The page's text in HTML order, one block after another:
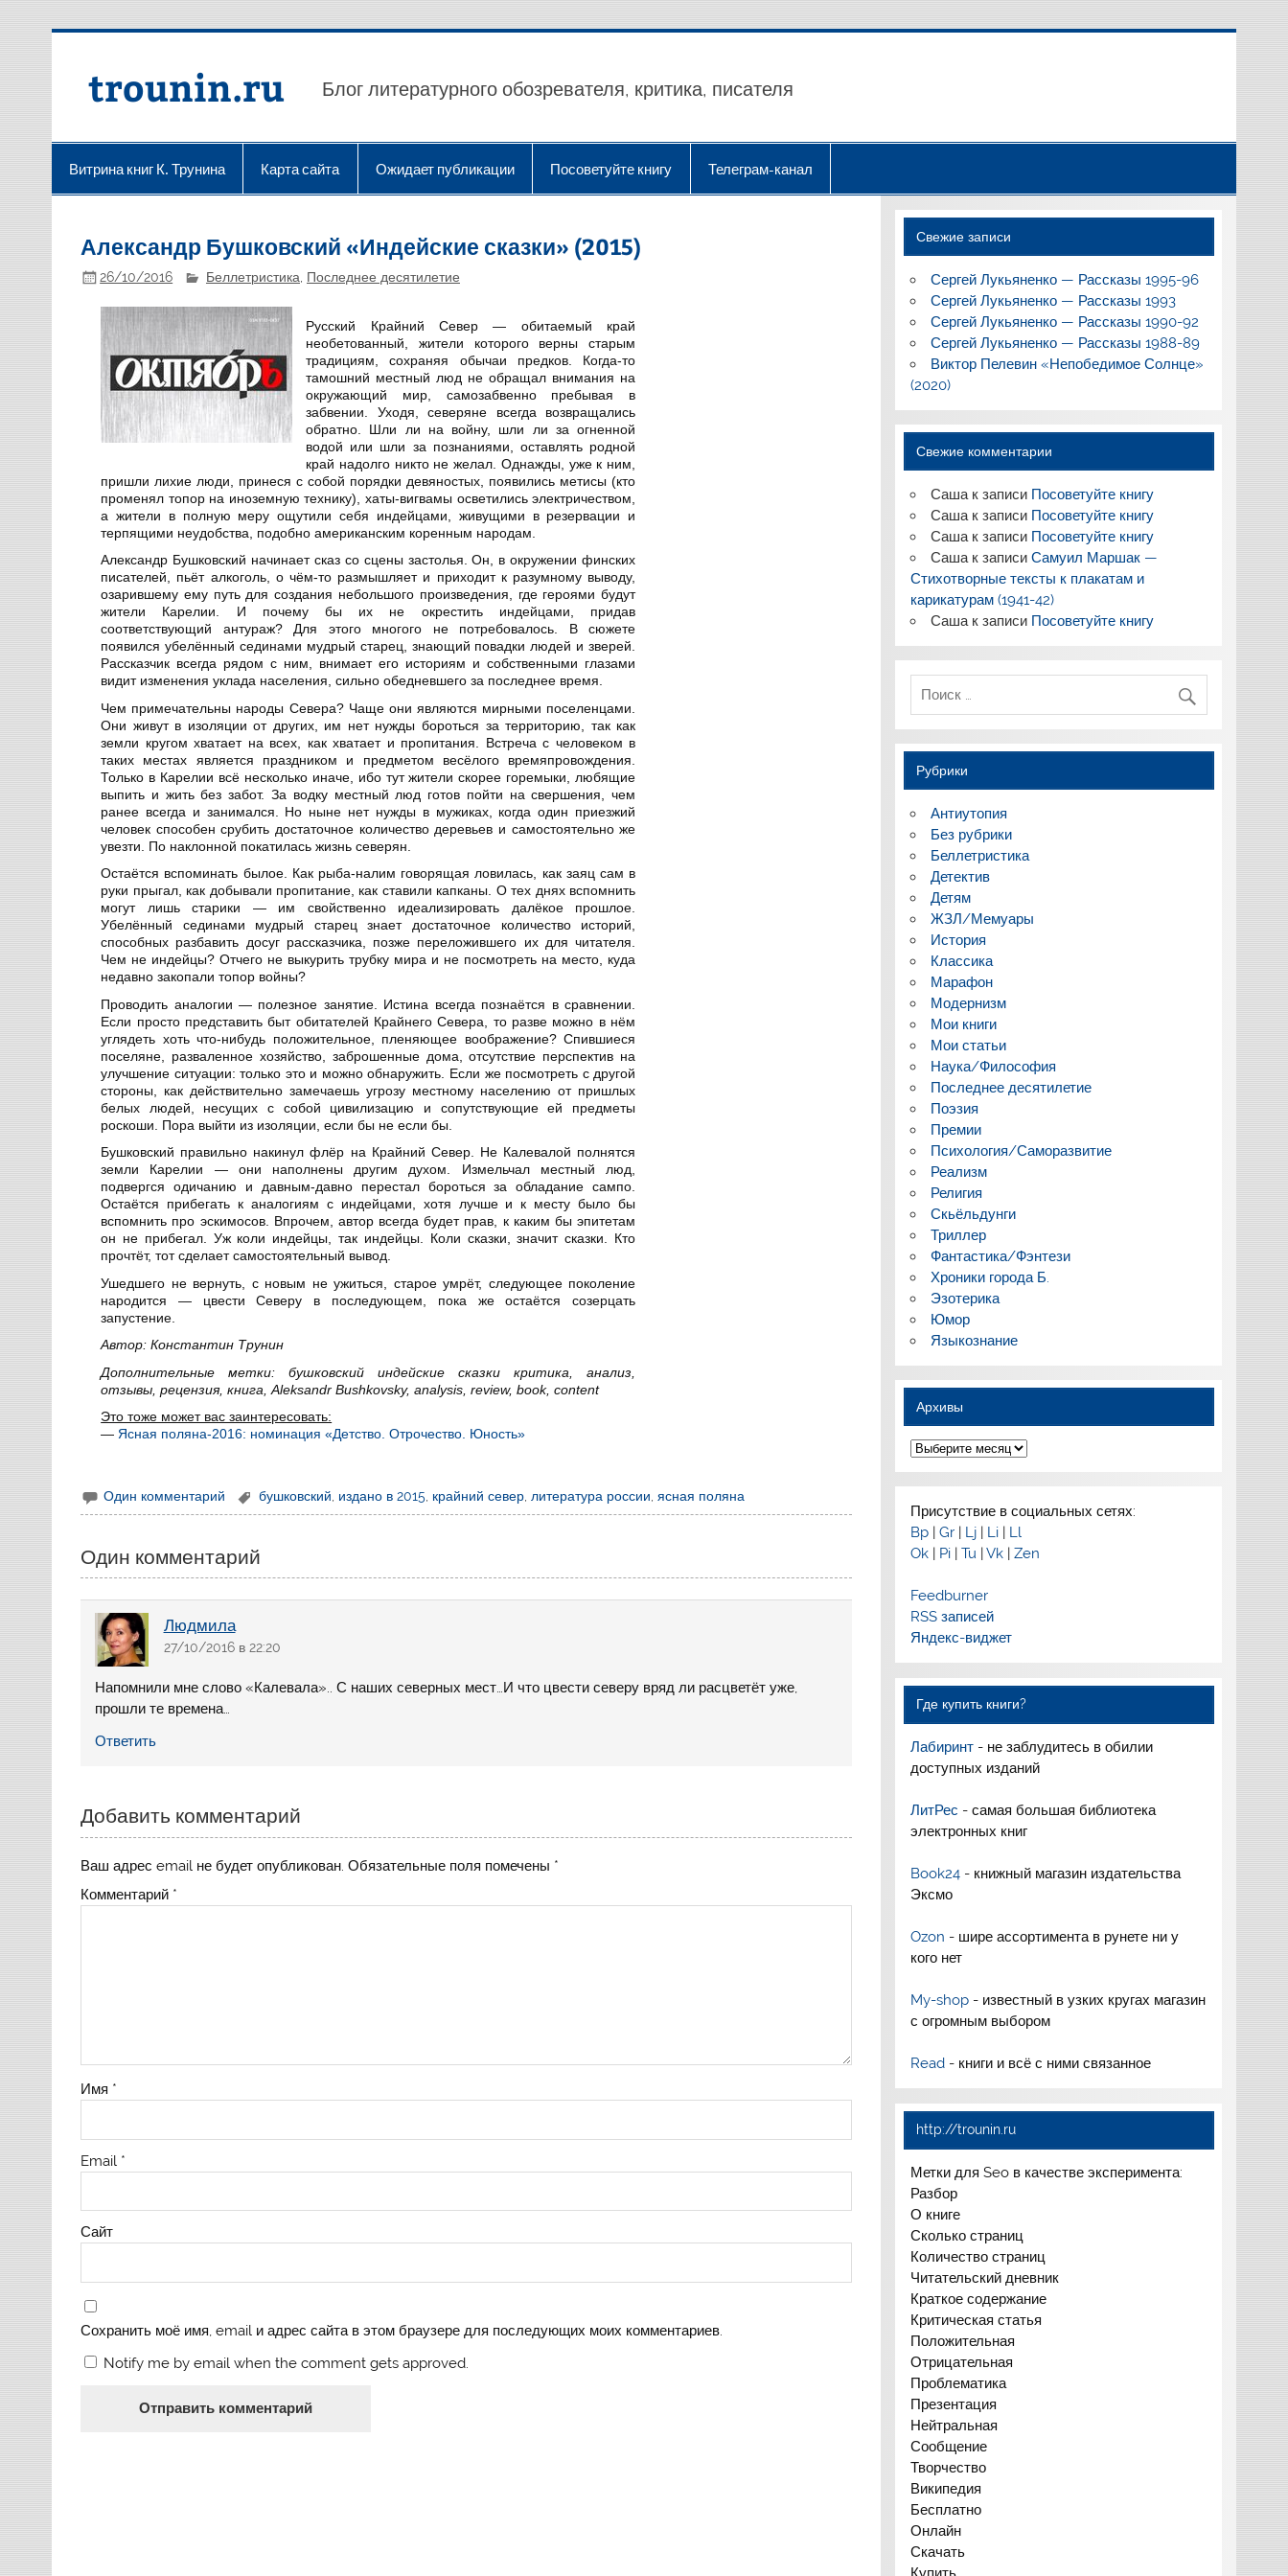
Перейти
trounin.ru Блог литературного обозревателя, критика, писателя
Витрина книг К. Трунина Карта сайта Ожидает публикации Посоветуйте книгу Телеграм-канал
Александр Бушковский «Индейские сказки» (2015)
26/10/2016 Беллетристика Последнее десятилетие
Русский Крайний Север — обитаемый край
необетованный, жители которого верны старым
традициям, сохраняя обычаи предков. Когда-то
тамошний местный люд не обращал внимания на
окружающий мир, самозабвенно пребывая в
забвении. Уходя, северяне всегда возвращались
обратно. Шли ли на войну, шли ли за огненной
водой или шли за познаниями, оставлять родной
край надолго никто не желал. Однажды, уже к ним,
пришли лихие люди, принеся с собой порядки девяностых, появились метисы (кто
променял топор на иноземную технику), хаты-вигвамы осветились электричеством,
а жители в полную меру ощутили себя индейцами, живущими в резервации и
терпящими неудобства, подобно американским коренным народам.
Александр Бушковский начинает сказ со сцены застолья. Он, в окружении финских
писателей, пьёт алкоголь, о чём-то размышляет и приходит к разумному выводу,
озарившему ему путь для создания небольшого произведения, где героями будут
жители Карелии. И почему бы их не окрестить индейцами, придав
соответствующий антураж? Для этого многого не потребовалось. В сюжете
появился убелённый сединами мудрый старец, знающий повадки людей и зверей.
Рассказчик всегда рядом с ним, внимает его историям и собственными глазами
видит изменения уклада населения, сильно обедневшего за последнее время.
Чем примечательны народы Севера? Чаще они являются мирными поселенцами.
Они живут в изоляции от других, им нет нужды бороться за территорию, так как
земли кругом хватает на всех, как хватает и пропитания. Встреча с человеком в
таких местах является праздником и предметом весёлого времяпровождения.
Только в Карелии всё несколько иначе, ибо тут жители скорее горемыки, любящие
выпить и жить без забот. За водку местный люд готов пойти на свершения, чем
ранее всегда и занимался. Но ныне нет нужды в мужиках, когда один приезжий
человек способен срубить достаточное количество деревьев и самостоятельно же
увезти. По наклонной покатилась жизнь северян.
Остаётся вспоминать былое. Как рыба-налим говорящая ловилась, как заяц сам в
руки прыгал, как добывали пропитание, как ставили капканы. О тех днях вспомнить
могут лишь старики — им свойственно идеализировать далёкое прошлое.
Убелённый сединами мудрый старец знает достаточное количество историй,
способных разбавить досуг рассказчика, позже переложившего их для читателя.
Чем не индейцы? Отчего не выкурить трубку мира и не посмотреть на место, куда
недавно закопали топор войны?
Проводить аналогии — полезное занятие. Истина всегда познаётся в сравнении.
Если просто представить быт обитателей Крайнего Севера, то разве можно в нём
углядеть хоть что-нибудь положительное, пленяющее воображение? Спившиеся
поселяне, разваленное хозяйство, заброшенные дома, отсутствие перспектив на
улучшение ситуации: только это и можно обнаружить. Если же посмотреть с другой
стороны, как действительно замечаешь угрозу местному населению от пришлых
белых людей, несущих с собой цивилизацию и сопутствующие ей предметы
роскоши. Пора выйти из изоляции, если бы не если бы.
Бушковский правильно накинул флёр на Крайний Север. Не Калевалой полнятся
земли Карелии — они наполнены другим духом. Измельчал местный люд,
подвергся одичанию и давным-давно перестал бороться за обладание сампо.
Остаётся прибегать к аналогиям с индейцами, хотя лучше и к месту было бы
вспомнить про эскимосов. Впрочем, автор всегда будет прав, к каким бы эпитетам
он не прибегал. Уж коли индейцы, так индейцы. Коли сказки, значит сказки. Кто
прочтёт, тот сделает самостоятельный вывод.
Ушедшего не вернуть, с новым не ужиться, старое умрёт, следующее поколение
народится — цвести Северу в последующем, пока же остаётся созерцать
запустение.
Автор: Константин Трунин
Дополнительные метки: бушковский индейские сказки критика, анализ,
отзывы, рецензия, книга, Aleksandr Bushkovsky, analysis, review, book, content
Это тоже может вас заинтересовать:
—Ясная поляна-2016: номинация «Детство. Отрочество. Юность»
Один комментарий бушковский издано в 2015 крайний север, литература россии ясная поляна
Один комментарий
Людмила
27/10/2016 в 22:20
Напомнили мне слово «Калевала».. С наших северных мест…И что цвести северу вряд ли расцветёт уже,
прошли те времена…
Ответить
Добавить комментарий
Ваш адрес email не будет опубликован. Обязательные поля помечены *
Комментарий *
Имя *
Email *
Сайт
Сохранить моё имя, email и адрес сайта в этом браузере для последующих моих комментариев.
Notify me by email when the comment gets approved.
Свежие записи
Сергей Лукьяненко — Рассказы 1995-96
Сергей Лукьяненко — Рассказы 1993
Сергей Лукьяненко — Рассказы 1990-92
Сергей Лукьяненко — Рассказы 1988-89
Виктор Пелевин «Непобедимое Солнце»
(2020)
Свежие комментарии
Сашак записи Посоветуйте книгу
Сашак записи Посоветуйте книгу
Сашак записи Посоветуйте книгу
Сашак записи Самуил Маршак —
Стихотворные тексты к плакатам и
карикатурам (1941-42)
Сашак записи Посоветуйте книгу
Рубрики
Антиутопия
Без рубрики
Беллетристика
Детектив
Детям
ЖЗЛ/Мемуары
История
Классика
Марафон
Модернизм
Мои книги
Мои статьи
Наука/Философия
Последнее десятилетие
Поэзия
Премии
Психология/Саморазвитие
Реализм
Религия
Скьёльдунги
Триллер
Фантастика/Фэнтези
Хроники города Б.
Эзотерика
Юмор
Языкознание
Архивы
Архивы
Присутствие в социальных сетях:
Bp| Gr| Lj| Li| Ll
Ok| Pi| Tu | Vk| Zen
Feedburner
RSS записей
Яндекс-виджет
Где купить книги?
Лабиринт- не заблудитесь в обилии
доступных изданий
ЛитРес - самая большая библиотека
электронных книг
Book24- книжный магазин издательства
Эксмо
Ozon - шире ассортимента в рунете ни у
кого нет
My-shop- известный в узких кругах магазин
с огромным выбором
Read- книги и всё с ними связанное
http://trounin.ru
Метки для Seo в качестве эксперимента:
Разбор
О книге
Сколько страниц
Количество страниц
Читательский дневник
Краткое содержание
Критическая статья
Положительная
Отрицательная
Проблематика
Презентация
Нейтральная
Сообщение
Творчество
Википедия
Бесплатно
Онлайн
Скачать